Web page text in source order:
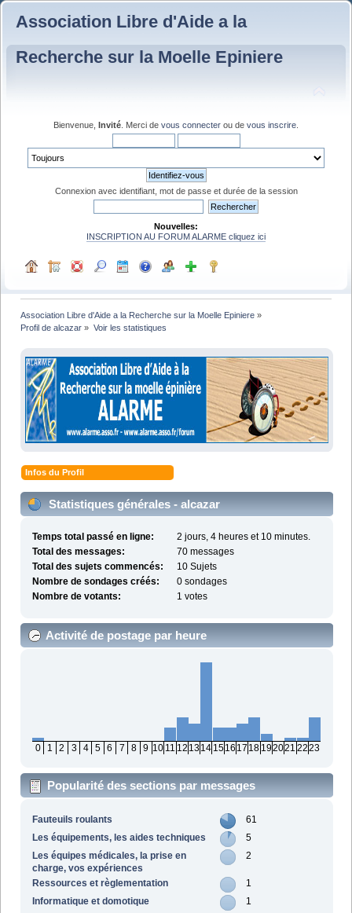
Association Libre d'Aide a la
Recherche sur la Moelle Epiniere
Bienvenue, Invité . Merci de vous connecter ou de vous inscrire
Connexion avec identifiant, mot de passe et durée de la session
Nouvelles:
INSCRIPTION AU FORUM ALARME cliquez ici
Association Libre d'Aide a la Recherche sur la Moelle Epiniere »
Profil de alcazar » Voir les statistiques
Infos du Profil
Statistiques générales - alcazar
Temps total passé en ligne:
2 jours, 4 heures et 10 minutes.
Total des messages:
70 messages
Total des sujets commencés:
10 Sujets
Nombre de sondages créés:
0 sondages
Nombre de votants:
1 votes
Activité de postage par heure
0 1 2 3 4 5 6 7 8 9 10 11 12 1314 1516 17 18 192021 2223
Popularité des sections par messages
Fauteuils roulants
61
Les équipements, les aides techniques
5
Les équipes médicales, la prise en
charge, vos expériences
2
Ressources et règlementation
1
Informatique et domotique
1